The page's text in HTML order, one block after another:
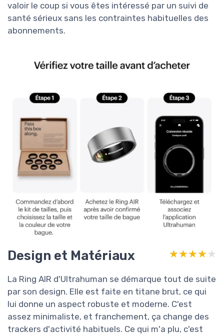
valoir le coup si vous êtes intéressé par un suivi de
santé sérieux sans les contraintes habituelles des
abonnements.
Design et Matériaux ★★★★★
★★★★★
La Ring AIR d'Ultrahuman se démarque tout de suite
par son design. Elle est faite en titane brut, ce qui
lui donne un aspect robuste et moderne. C'est
assez minimaliste, et franchement, ça change des
trackers d'activité habituels. Ce qui m'a plu, c'est